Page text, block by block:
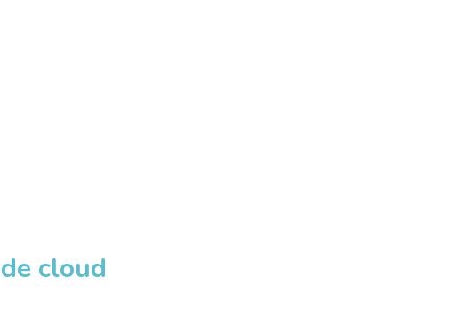
cloud